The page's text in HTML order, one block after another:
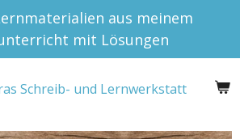
Schreib- und Lernwerkstatt
aus meinem
mit Lösungen